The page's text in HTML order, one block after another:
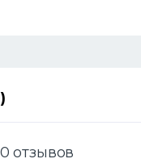
отзывов